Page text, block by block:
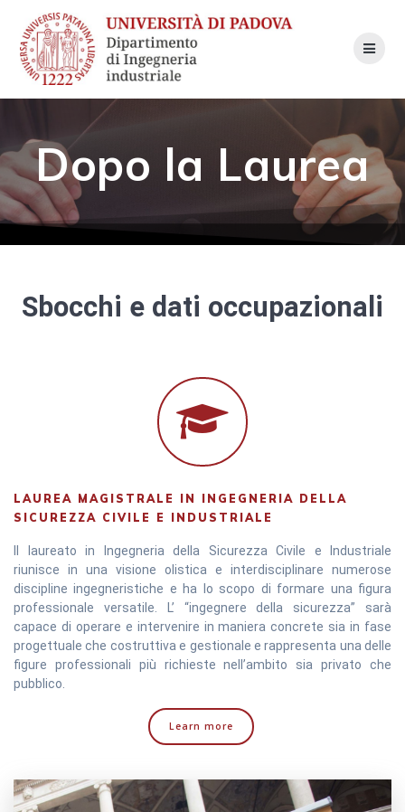
to
Dopo la Laurea
Sbocchi e dati occupazionali
LAUREA MAGISTRALE IN INGEGNERIA DELLA
SICUREZZA CIVILE E INDUSTRIALE
Il laureato in Ingegneria della Sicurezza Civile e Industriale
riunisce in una visione olistica e interdisciplinare numerose
discipline ingegneristiche e ha lo scopo di formare una figura
professionale versatile. L’ “ingegnere della sicurezza” sarà
capace di operare e intervenire in maniera concrete sia in fase
progettuale che costruttiva e gestionale e rappresenta una delle
figure professionali più richieste nell’ambito sia privato che
pubblico.
Learn more